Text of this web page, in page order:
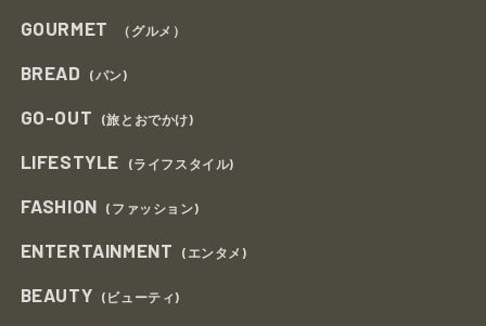
GOURMET （グルメ）
BREAD (パン)
GO-OUT (旅とおでかけ)
LIFESTYLE (ライフスタイル)
FASHION (ファッション)
ENTERTAINMENT (エンタメ)
BEAUTY (ビューティ)